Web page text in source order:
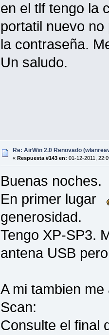
en el tlf tengo la
portatil nuevo
la contraseña.
Un saludo.
Re: AirWin 2.0 Renovado
« Respuesta #143 en: 01-12-2011,
Buenas noches.
En primer lugar
generosidad.
Tengo XP-SP3.
antena USB
A mi tambien
Scan:
Consulte el final